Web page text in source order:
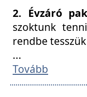
2. Évzáró
szoktunk
rendbe
...
Tovább